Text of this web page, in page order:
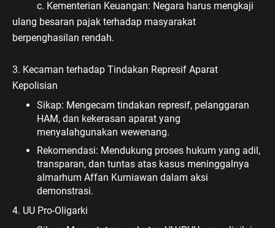
c. Kementerian Keuangan: Negara harus mengkaji
ulang besaran pajak terhadap masyarakat
berpenghasilan rendah.
3. Kecaman terhadap Tindakan Represif Aparat
Kepolisian
Sikap: Mengecam tindakan represif, pelanggaran
HAM, dan kekerasan aparat yang
menyalahgunakan wewenang.
Rekomendasi: Mendukung proses hukum yang adil,
transparan, dan tuntas atas kasus meninggalnya
almarhum Affan Kurniawan dalam aksi
demonstrasi.
4. UU Pro-Oligarki